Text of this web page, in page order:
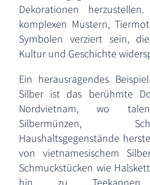
Dekorationen
komplexen Mustern,
Symbolen verziert sein,
Kultur und Geschichte
Ein herausragendes
Silber ist das berühmte
Nordvietnam, wo
Silbermünzen,
Haushaltsgegenstände
von vietnamesischem
Schmuckstücken wie
hin zu